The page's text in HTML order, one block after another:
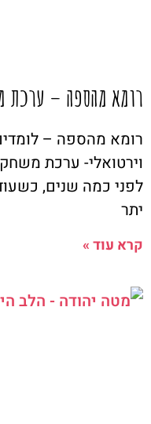
רומא מהספה – ערכת
רומא מהספה –
וירטואלי- ערכת
לפני כמה שנים,
יתר
קרא עוד »